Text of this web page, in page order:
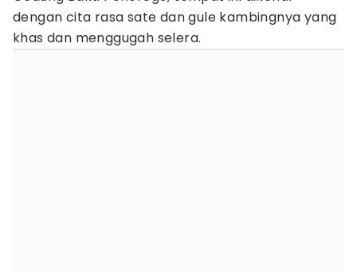
dengan cita rasa sate dan gule kambingnya yang
khas dan menggugah selera.